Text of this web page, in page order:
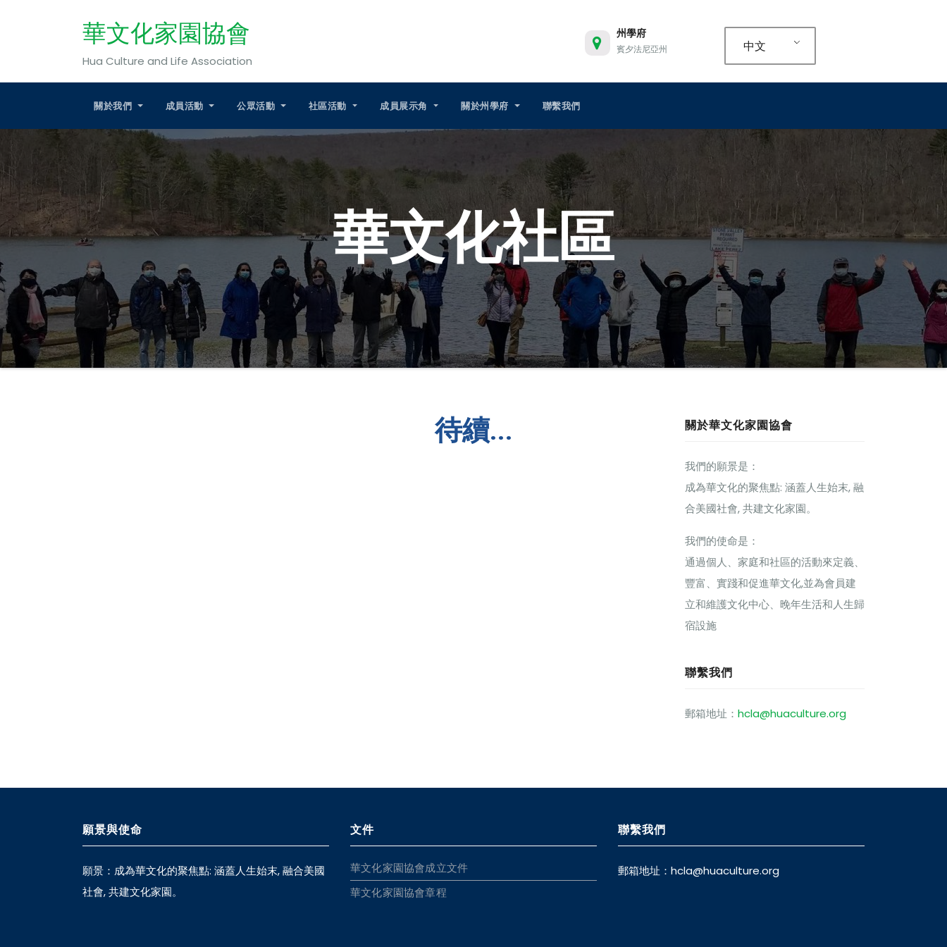
華文化家園協會
Hua Culture and Life Association
州學府
賓夕法尼亞州 中文
關於我們 成員活動 公眾活動 社區活動 成員展示角 關於州學府 聯繫我們
華文化社區
待續... 關於華文化家園協會
我們的願景是：
成為華文化的聚焦點: 涵蓋人生始末, 融
合美國社會, 共建文化家園。
我們的使命是：
通過個人、家庭和社區的活動來定義、
豐富、實踐和促進華文化,並為會員建
立和維護文化中心、晚年生活和人生歸
宿設施
聯繫我們
郵箱地址： hcla@huaculture.org
願景與使命
願景：成為華文化的聚焦點: 涵蓋人生始末, 融合美國
社會, 共建文化家園。
文件
華文化家園協會成立文件
華文化家園協會章程
聯繫我們
郵箱地址： hcla@huaculture.org